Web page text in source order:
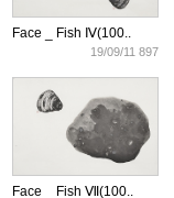
Face _ Fish Ⅳ(100..
19/09/11 897
Face _ Fish Ⅶ(100..